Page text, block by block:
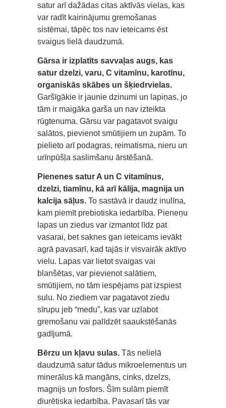
satur arī dažādas citas aktīvās vielas, kas
var radīt kairinājumu gremošanas
sistēmai, tāpēc tos nav ieteicams ēst
svaigus lielā daudzumā.
Gārsa ir izplatīts savvaļas augs, kas
satur dzelzi, varu, C vitamīnu, karotīnu,
organiskās skābes un šķiedrvielas.
Garšīgākie ir jaunie dzinumi un lapiņas, jo
tām ir maigāka garša un nav izteikta
rūgtenuma. Gārsu var pagatavot svaigu
salātos, pievienot smūtijiem un zupām. To
pielieto arī podagras, reimatisma, nieru un
urīnpūšļa saslimšanu ārstēšanā.
Pienenes satur A un C vitamīnus,
dzelzi, tiamīnu, kā arī kālija, magnija un
kalcija sāļus. To sastāvā ir daudz inulīna,
kam piemīt prebiotiska iedarbība. Pieneņu
lapas un ziedus var izmantot līdz pat
vasarai, bet saknes gan ieteicams ievākt
agrā pavasarī, kad tajās ir visvairāk aktīvo
vielu. Lapas var lietot svaigas vai
blanšētas, var pievienot salātiem,
smūtijiem, no tām iespējams pat izspiest
sulu. No ziediem var pagatavot ziedu
sīrupu jeb “medu”, kas var uzlabot
gremošanu vai palīdzēt saaukstēšanās
gadījumā.
Bērzu un kļavu sulas. Tās nelielā
daudzumā satur tādus mikroelementus un
minerālus kā mangāns, cinks, dzelzs,
magnijs un fosfors. Šīm sulām piemīt
diurētiska iedarbība. Pavasarī tās var